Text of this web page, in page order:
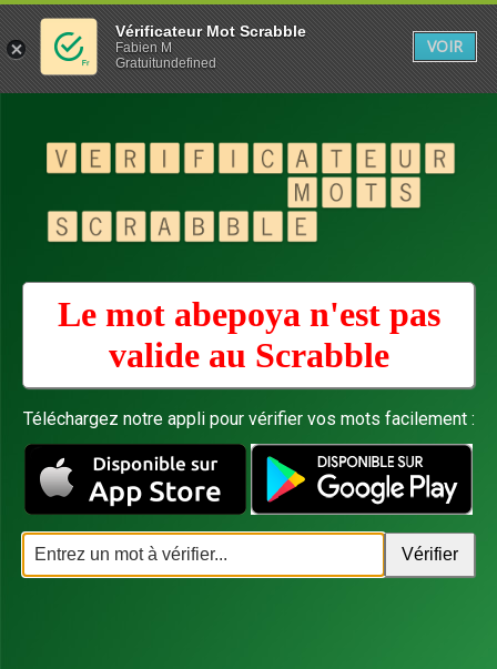
Le mot abepoya n'est pas
valide au Scrabble
Téléchargez notre appli pour vérifier vos mots facilement :
Vérificateur Mot Scrabble
Fabien M
Gratuitundefined
VOIR